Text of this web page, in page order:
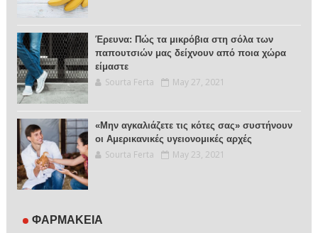
Έρευνα: Πώς τα μικρόβια στη σόλα των
παπουτσιών μας δείχνουν από ποια χώρα
είμαστε
Sourta Ferta May 27, 2021
«Μην αγκαλιάζετε τις κότες σας» συστήνουν
οι Αμερικανικές υγειονομικές αρχές
Sourta Ferta May 23, 2021
ΦΑΡΜΑΚΕΙΑ